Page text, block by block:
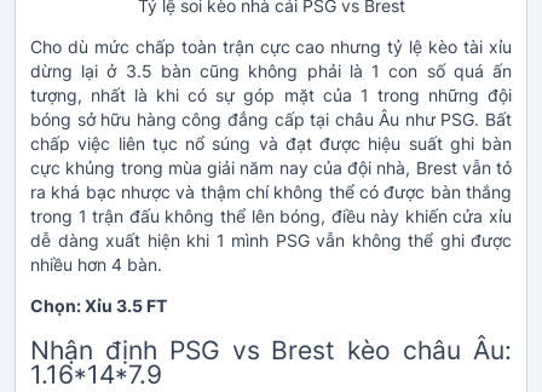
Tỷ lệ soi kèo nhà cái PSG vs Brest
Cho dù mức chấp toàn trận cực cao nhưng tỷ lệ kèo tài xỉu
dừng lại ở 3.5 bàn cũng không phải là 1 con số quá ấn
tượng, nhất là khi có sự góp mặt của 1 trong những đội
bóng sở hữu hàng công đẳng cấp tại châu Âu như PSG. Bất
chấp việc liên tục nổ súng và đạt được hiệu suất ghi bàn
cực khủng trong mùa giải năm nay của đội nhà, Brest vẫn tỏ
ra khá bạc nhược và thậm chí không thể có được bàn thắng
trong 1 trận đấu không thể lên bóng, điều này khiến cửa xỉu
dễ dàng xuất hiện khi 1 mình PSG vẫn không thể ghi được
nhiều hơn 4 bàn.
Chọn: Xỉu 3.5 FT
Nhận định PSG vs Brest kèo châu Âu:
1.16*14*7.9